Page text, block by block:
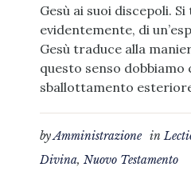
Gesù ai suoi discepoli.
evidentemente, di
Gesù traduce alla
questo senso
sballottamento
byAmministrazione in
Divina, Nuovo Testamento